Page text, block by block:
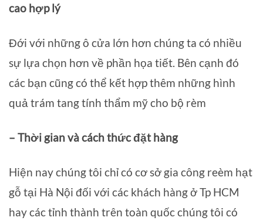
cao hợp lý
Đới với những ô cửa lớn hơn chúng ta có nhiều
sự lựa chọn hơn về phần họa tiết. Bên cạnh đó
các bạn cũng có thể kết hợp thêm những hình
quả trám tang tính thẩm mỹ cho bộ rèm
– Thời gian và cách thức đặt hàng
Hiện nay chúng tôi chỉ có cơ sở gia công reèm hạt
gỗ tại Hà Nội đối với các khách hàng ở Tp HCM
hay các tỉnh thành trên toàn quốc chúng tôi có